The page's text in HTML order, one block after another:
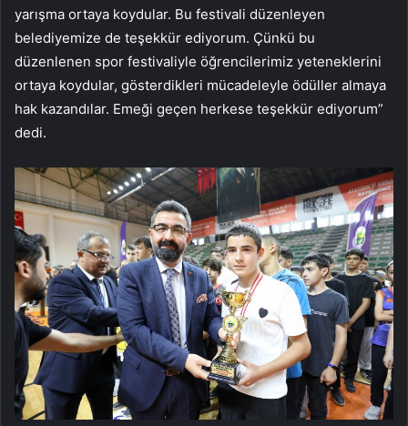
yarışma ortaya koydular. Bu festivali düzenleyen
belediyemize de teşekkür ediyorum. Çünkü bu
düzenlenen spor festivaliyle öğrencilerimiz yeteneklerini
ortaya koydular, gösterdikleri mücadeleyle ödüller almaya
hak kazandılar. Emeği geçen herkese teşekkür ediyorum”
dedi.